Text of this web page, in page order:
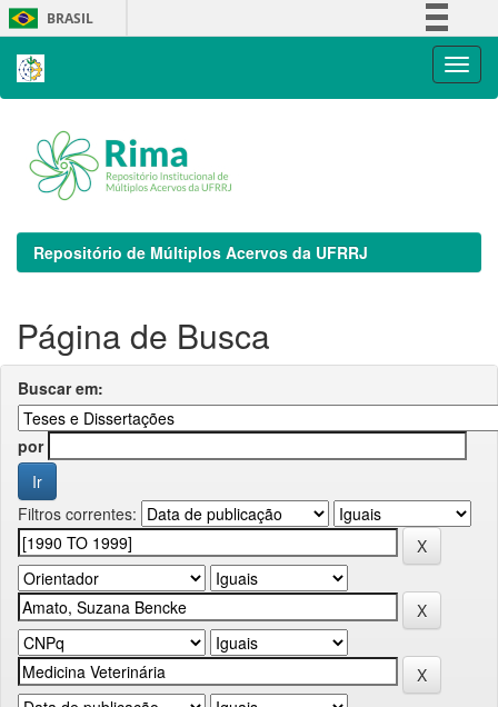
Skip
navigation
BRASIL
Repositório de Múltiplos Acervos da UFRRJ
Página de Busca
Buscar em:
por
Filtros correntes: